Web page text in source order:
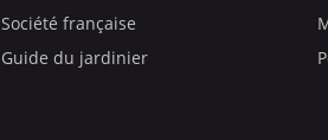
Société française
Guide du jardinier